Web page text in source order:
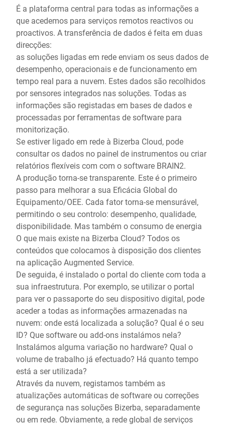
É a plataforma central para todas as informações a
que acedemos para serviços remotos reactivos ou
proactivos. A transferência de dados é feita em duas
direcções:
as soluções ligadas em rede enviam os seus dados de
desempenho, operacionais e de funcionamento em
tempo real para a nuvem. Estes dados são recolhidos
por sensores integrados nas soluções. Todas as
informações são registadas em bases de dados e
processadas por ferramentas de software para
monitorização.
Se estiver ligado em rede à Bizerba Cloud, pode
consultar os dados no painel de instrumentos ou criar
relatórios flexíveis com com o software BRAIN2.
A produção torna-se transparente. Este é o primeiro
passo para melhorar a sua Eficácia Global do
Equipamento/OEE. Cada fator torna-se mensurável,
permitindo o seu controlo: desempenho, qualidade,
disponibilidade. Mas também o consumo de energia
O que mais existe na Bizerba Cloud? Todos os
conteúdos que colocamos à disposição dos clientes
na aplicação Augmented Service.
De seguida, é instalado o portal do cliente com toda a
sua infraestrutura. Por exemplo, se utilizar o portal
para ver o passaporte do seu dispositivo digital, pode
aceder a todas as informações armazenadas na
nuvem: onde está localizada a solução? Qual é o seu
ID? Que software ou add-ons instalámos nela?
Instalámos alguma variação no hardware? Qual o
volume de trabalho já efectuado? Há quanto tempo
está a ser utilizada?
Através da nuvem, registamos também as
atualizações automáticas de software ou correções
de segurança nas soluções Bizerba, separadamente
ou em rede. Obviamente, a rede global de serviços